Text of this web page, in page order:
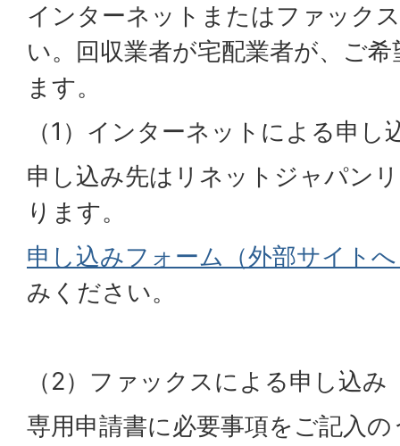
インターネットまたはファック
い。回収業者が宅配業者が、ご
ます。
（1）インターネットによる申し
申し込み先はリネットジャパン
ります。
申し込みフォーム（外部サイト
みください。
（2）ファックスによる申し込み
専用申請書に必要事項をご記入